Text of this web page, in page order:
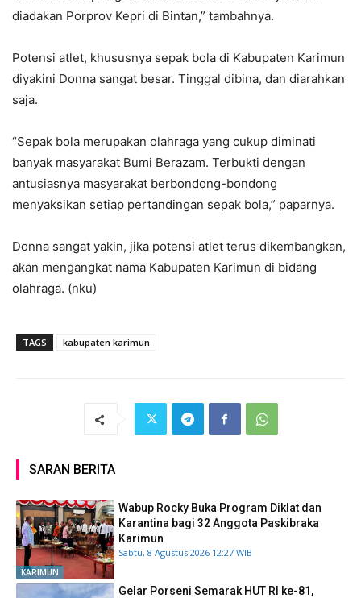
diadakan Porprov Kepri di Bintan,” tambahnya.
Potensi atlet, khususnya sepak bola di Kabupaten Karimun
diyakini Donna sangat besar. Tinggal dibina, dan diarahkan
saja.
“Sepak bola merupakan olahraga yang cukup diminati
banyak masyarakat Bumi Berazam. Terbukti dengan
antusiasnya masyarakat berbondong-bondong
menyaksikan setiap pertandingan sepak bola,” paparnya.
Donna sangat yakin, jika potensi atlet terus dikembangkan,
akan mengangkat nama Kabupaten Karimun di bidang
olahraga. (nku)
TAGS kabupaten karimun
SARAN BERITA
KARIMUN
Wabup Rocky Buka Program Diklat dan
Karantina bagi 32 Anggota Paskibraka
Karimun
Sabtu, 8 Agustus 2026 12:27 WIB
Gelar Porseni Semarak HUT RI ke-81,